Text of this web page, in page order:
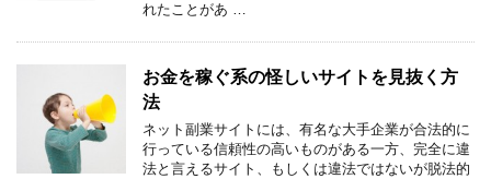
れたことがあ …
お金を稼ぐ系の怪しいサイトを見抜く方
法
ネット副業サイトには、有名な大手企業が合法的に
行っている信頼性の高いものがある一方、完全に違
法と言えるサイト、もしくは違法ではないが脱法的